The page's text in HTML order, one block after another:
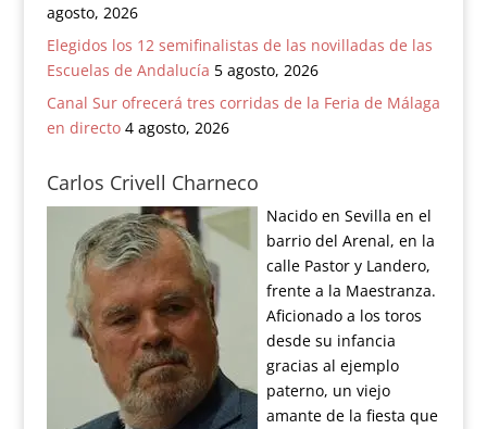
agosto, 2026
Elegidos los 12 semifinalistas de las novilladas de las
Escuelas de Andalucía 5 agosto, 2026
Canal Sur ofrecerá tres corridas de la Feria de Málaga
en directo 4 agosto, 2026
Carlos Crivell Charneco
Nacido en Sevilla en el
barrio del Arenal, en la
calle Pastor y Landero,
frente a la Maestranza.
Aficionado a los toros
desde su infancia
gracias al ejemplo
paterno, un viejo
amante de la fiesta que